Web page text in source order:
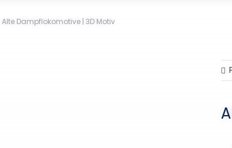
Alte Dampflokomotive | 3D Motiv